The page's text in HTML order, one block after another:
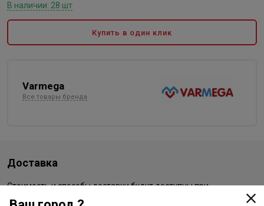
В наличии: 28 шт
Купить в один клик
Varmega
Все товары бренда
Доставка
Стоимость и способы доставки будут доступны при
оформлении заказа.